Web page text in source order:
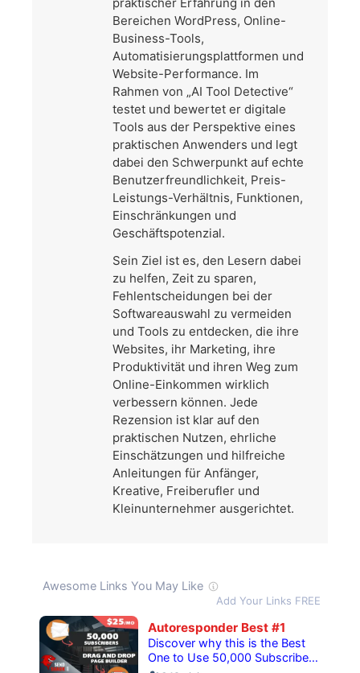
Bereichen WordPress, Online-
Business-Tools,
Automatisierungsplattformen und
Website-Performance. Im
Rahmen von „AI Tool Detective“
testet und bewertet er digitale
Tools aus der Perspektive eines
praktischen Anwenders und legt
dabei den Schwerpunkt auf echte
Benutzerfreundlichkeit, Preis-
Leistungs-Verhältnis, Funktionen,
Einschränkungen und
Geschäftspotenzial.
Sein Ziel ist es, den Lesern dabei
zu helfen, Zeit zu sparen,
Fehlentscheidungen bei der
Softwareauswahl zu vermeiden
und Tools zu entdecken, die ihre
Websites, ihr Marketing, ihre
Produktivität und ihren Weg zum
Online-Einkommen wirklich
verbessern können. Jede
Rezension ist klar auf den
praktischen Nutzen, ehrliche
Einschätzungen und hilfreiche
Anleitungen für Anfänger,
Kreative, Freiberufler und
Kleinunternehmer ausgerichtet.